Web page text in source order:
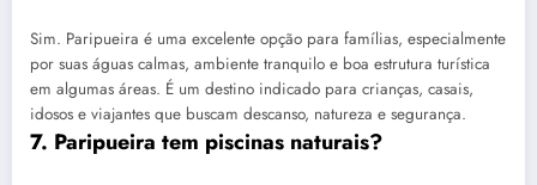
Sim. Paripueira é uma excelente opção para famílias, especialmente
por suas águas calmas, ambiente tranquilo e boa estrutura turística
em algumas áreas. É um destino indicado para crianças, casais,
idosos e viajantes que buscam descanso, natureza e segurança.
7. Paripueira tem piscinas naturais?